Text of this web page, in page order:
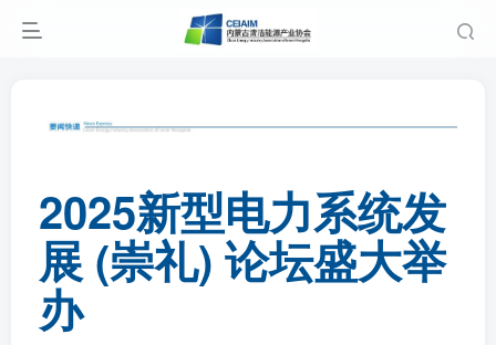
2025新型电力系统发
展 (崇礼) 论坛盛大举
办